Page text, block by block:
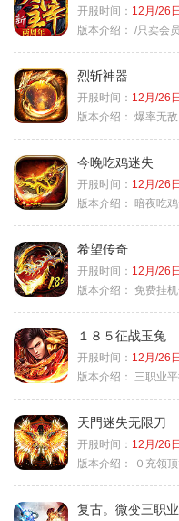
开服时间： 12月/26日
版本介绍： /只卖会
烈斩神器
开服时间： 12月/26日
版本介绍： 爆率无
今晚吃鸡迷失
开服时间： 12月/26日
版本介绍：
暗夜吃
希望传奇
开服时间： 12月/26日
版本介绍： 免费挂
１８５征战玉兔
开服时间： 12月/26日
版本介绍：
三职业
天門迷失无限刀
开服时间： 12月/26日
版本介绍：
０充领
复古。微变三职业